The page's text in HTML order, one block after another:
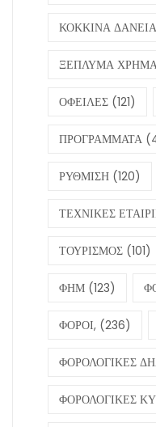
ΚΟΚΚΙΝΑ
ΞΕΠΛΥΜΑ
ΟΦΕΙΛΕΣ (121)
ΠΡΟΓΡΑΜΜΑΤΑ
ΡΥΘΜΙΣΗ (120)
ΤΕΧΝΙΚΕΣ
ΤΟΥΡΙΣΜΟΣ (101)
ΦΗΜ (123)
ΦΟΡΟΙ, (236)
ΦΟΡΟΛΟΓΙΚΕΣ
ΦΟΡΟΛΟΓΙΚΕΣ